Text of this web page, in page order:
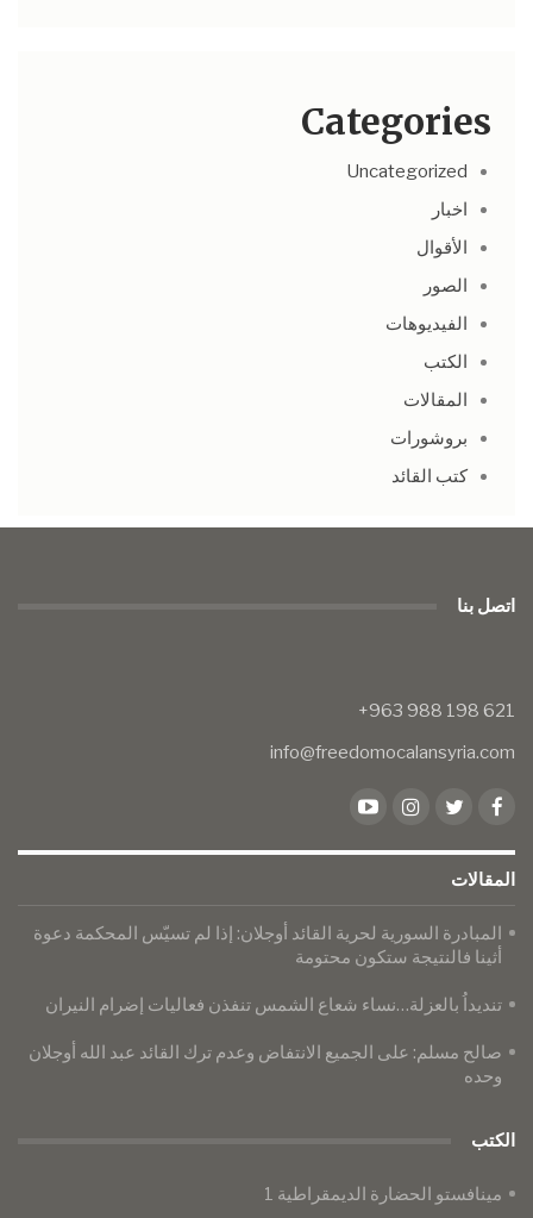
Categories
Uncategorized
اخبار
الأقوال
الصور
الفيديوهات
الكتب
المقالات
بروشورات
كتب القائد
اتصل بنا
info@freedomocalansyria.com
المقالات
​​​​​​​المبادرة السورية لحرية القائد أوجلان: إذا لم تسيّس المحكمة دعوة
أثينا فالنتيجة ستكون محتومة
تنديداُ بالعزلة…نساء شعاع الشمس تنفذن فعاليات إضرام النيران
صالح مسلم: على الجميع الانتفاض وعدم ترك القائد عبد الله أوجلان
وحده
الكتب
مينافستو الحضارة الديمقراطية 1